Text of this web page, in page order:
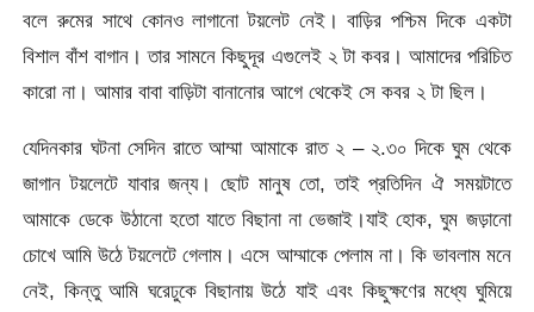
বলে রুমের সাথে কোনও লাগানো টয়লেট নেই। বাড়ির পশ্চিম দিকে একটা
বিশাল বাঁশ বাগান। তার সামনে কিছুদূর এগুলেই ২ টা কবর। আমাদের পরিচিত
কারো না। আমার বাবা বাড়িটা বানানোর আগে থেকেই সে কবর ২ টা ছিল।
যেদিনকার ঘটনা সেদিন রাতে আম্মা আমাকে রাত ২ – ২.৩০ দিকে ঘুম থেকে
জাগান টয়লেটে যাবার জন্য। ছোট মানুষ তো, তাই প্রতিদিন ঐ সময়টাতে
আমাকে ডেকে উঠানো হতো যাতে বিছানা না ভেজাই।যাই হোক, ঘুম জড়ানো
চোখে আমি উঠে টয়লেটে গেলাম। এসে আম্মাকে পেলাম না। কি ভাবলাম মনে
নেই, কিন্তু আমি ঘরেঢুকে বিছানায় উঠে যাই এবং কিছুক্ষণের মধ্যে ঘুমিয়ে